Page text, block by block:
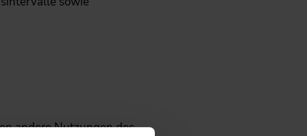
andere Nutzungen des